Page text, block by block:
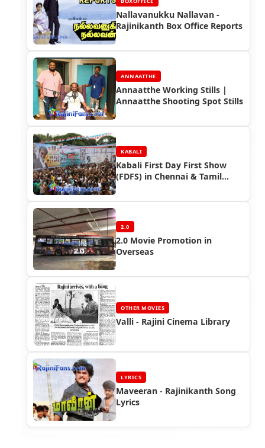
Nallavanukku Nallavan -
Rajinikanth Box Office Reports
ANNAATTHE
Annaatthe Working Stills |
Annaatthe Shooting Spot Stills
KABALI
Kabali First Day First Show
(FDFS) in Chennai & Tamil
2.0
2.0 Movie Promotion in
Overseas
OTHER MOVIES
Valli - Rajini Cinema Library
LYRICS
Maveeran - Rajinikanth Song
Lyrics